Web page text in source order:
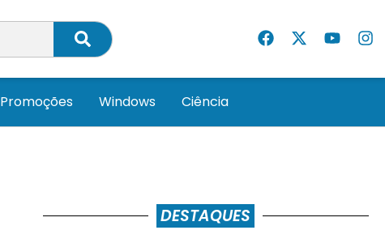
Promoções Windows Ciência
DESTAQUES